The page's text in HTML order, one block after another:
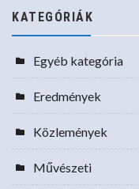
KATEGÓRIÁK
Egyéb kategória
Eredmények
Közlemények
Művészeti